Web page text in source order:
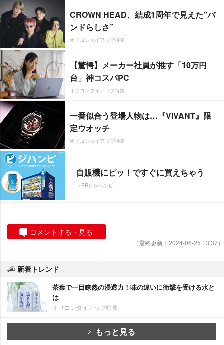
CROWN HEAD、結成1周年で見えた”バ
ンドらしさ”
オリコンタイアップ特集
【驚愕】メーカー社員が推す「10万円
台」神コスパPC
オリコンタイアップ特集
一番似合う登場人物は…『VIVANT』限
定ウオッチ
オリコンタイアップ特集
自販機にピッ！ですぐに買えちゃう
（PR）ジハンピ
コメントする・見る
（最終更新：2024-06-25 13:37）
新着トレンド
茶葉で一目瞭然の浸透力！味の違いに衝撃を受ける水と
は
オリコンタイアップ特集
もっと見る